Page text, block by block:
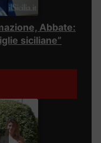
Abbate:
siciliane”